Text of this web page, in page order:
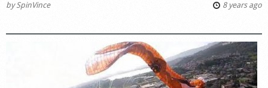
bySpinVince 8 years ago